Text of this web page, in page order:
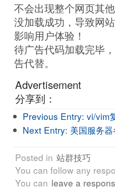
不会出现整个网页其
没加载成功，导致网
影响用户体验！
待广告代码加载完毕
告代替。
Advertisement
分享到：
Previous Entry: vi/vim
Next Entry: 美国服务
Posted in 站群技巧
You can follow any
You can leave a